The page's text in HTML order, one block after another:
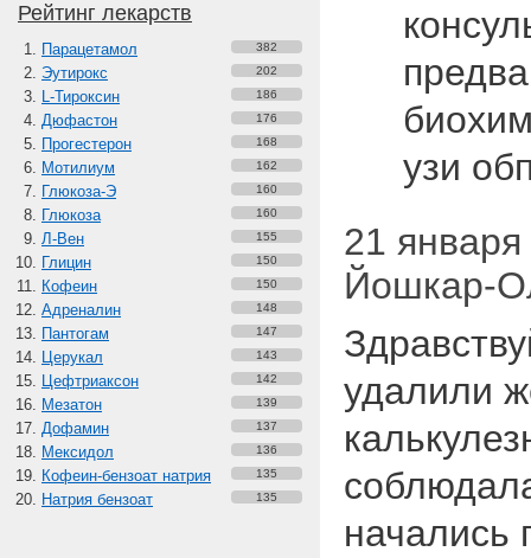
Рейтинг лекарств
Парацетамол 382
Эутирокс 202
L-Тироксин 186
Дюфастон 176
Прогестерон 168
Мотилиум 162
Глюкоза-Э 160
Глюкоза 160
Л-Вен 155
Глицин 150
Кофеин 150
Адреналин 148
Пантогам 147
Церукал 143
Цефтриаксон 142
Мезатон 139
Дофамин 137
Мексидол 136
Кофеин-бензоат натрия 135
Натрия бензоат 135
узи
21
Йошкар-
удалили
начались